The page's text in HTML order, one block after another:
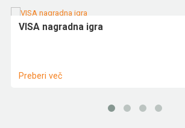
VISA nagradna igra
Preberi več